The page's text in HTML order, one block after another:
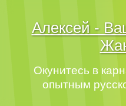
Алексей -
Окунитесь в
опытным